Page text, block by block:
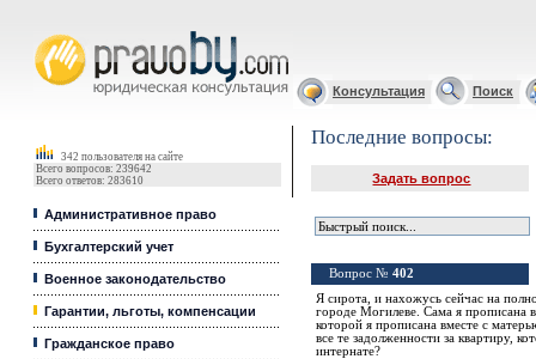
Консультация Поиск
342 пользователя на сайте
Всего вопросов: 239642
Всего ответов: 283610
Административное право
Бухгалтерский учет
Военное законодательство
Гарантии, льготы, компенсации
Гражданское право
Последние вопросы:
Задать вопрос
Вопрос № 402
Я сирота, и нахожусь сейчас на
городе Могилеве. Сама я прописана
которой я прописана вместе с
все те задолженности за квартиру,
интернате?